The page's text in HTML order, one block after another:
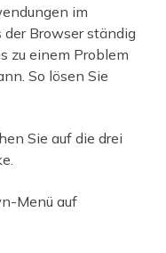
im
der Browser ständig
zu einem Problem
So lösen Sie
Sie auf die drei
Menü auf